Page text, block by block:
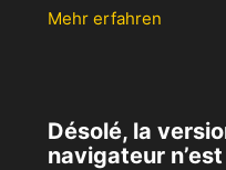
Mehr erfahren
Désolé, la
navigateur